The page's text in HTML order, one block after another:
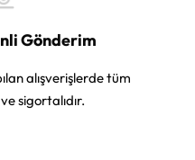
Gönderim
alışverişlerde tüm
sigortalıdır.